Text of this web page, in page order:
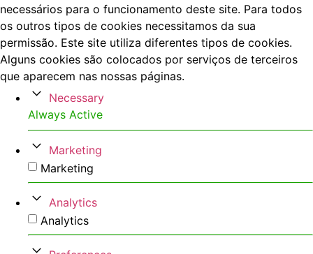
necessários para o funcionamento deste site. Para todos
os outros tipos de cookies necessitamos da sua
permissão. Este site utiliza diferentes tipos de cookies.
Alguns cookies são colocados por serviços de terceiros
que aparecem nas nossas páginas.
Necessary
Always Active
Marketing
Marketing
Analytics
Analytics